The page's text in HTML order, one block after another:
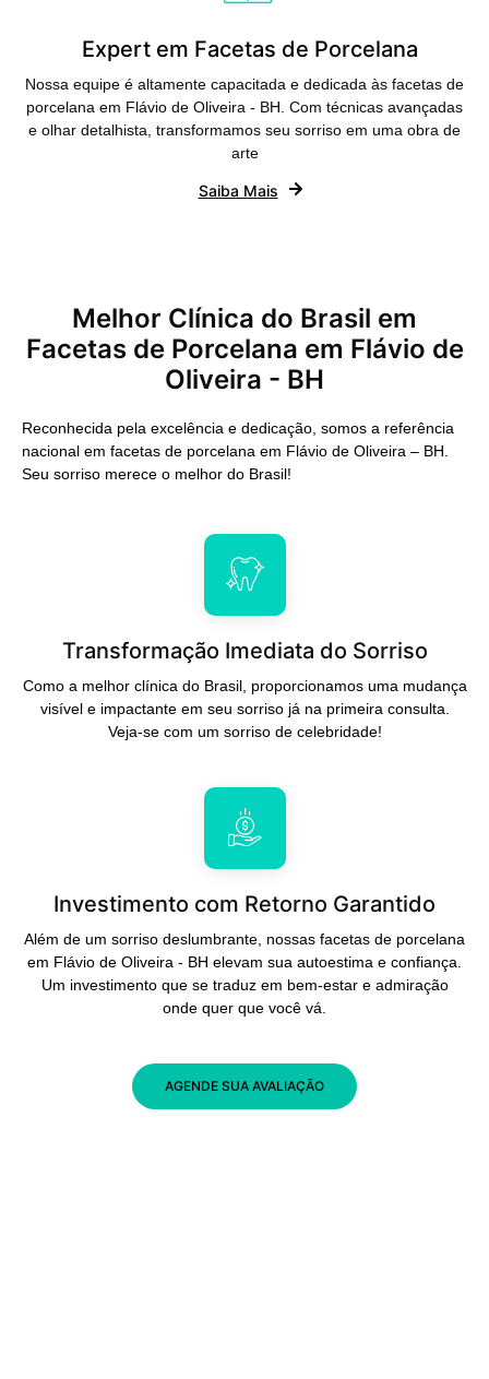
Expert em Facetas de Porcelana
Nossa equipe é altamente capacitada e dedicada às facetas de
porcelana em Flávio de Oliveira - BH. Com técnicas avançadas
e olhar detalhista, transformamos seu sorriso em uma obra de
arte
Saiba Mais
Melhor Clínica do Brasil em
Facetas de Porcelana em Flávio de
Oliveira - BH
Reconhecida pela excelência e dedicação, somos a referência
nacional em facetas de porcelana em Flávio de Oliveira – BH.
Seu sorriso merece o melhor do Brasil!
Transformação Imediata do Sorriso
Como a melhor clínica do Brasil, proporcionamos uma mudança
visível e impactante em seu sorriso já na primeira consulta.
Veja-se com um sorriso de celebridade!
Investimento com Retorno Garantido
Além de um sorriso deslumbrante, nossas facetas de porcelana
em Flávio de Oliveira - BH elevam sua autoestima e confiança.
Um investimento que se traduz em bem-estar e admiração
onde quer que você vá.
AGENDE SUA AVALIAÇÃO